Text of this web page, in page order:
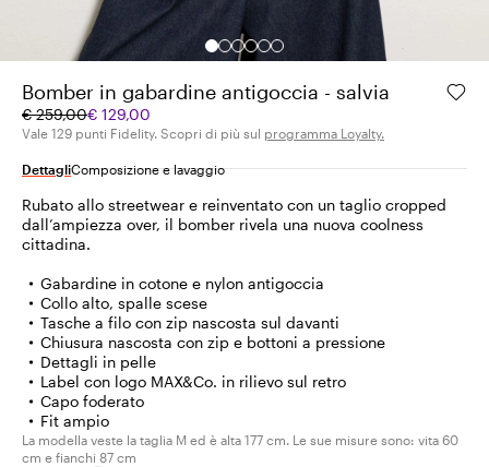
Bomber in gabardine antigoccia - salvia
€ 259,00€ 129,00
Prezzo
originale
259,00
Prezzo
corrente
129,00
Vale 129 punti Fidelity. Scopri di più sul programma Loyalty.
DettagliComposizione e lavaggio
Rubato allo streetwear e reinventato con un taglio cropped
dall’ampiezza over, il bomber rivela una nuova coolness
cittadina.
Gabardine in cotone e nylon antigoccia
Collo alto, spalle scese
Tasche a filo con zip nascosta sul davanti
Chiusura nascosta con zip e bottoni a pressione
Dettagli in pelle
Label con logo MAX&Co. in rilievo sul retro
Capo foderato
Fit ampio
La modella veste la taglia M ed è alta 177 cm. Le sue misure sono: vita 60
cm e fianchi 87 cm